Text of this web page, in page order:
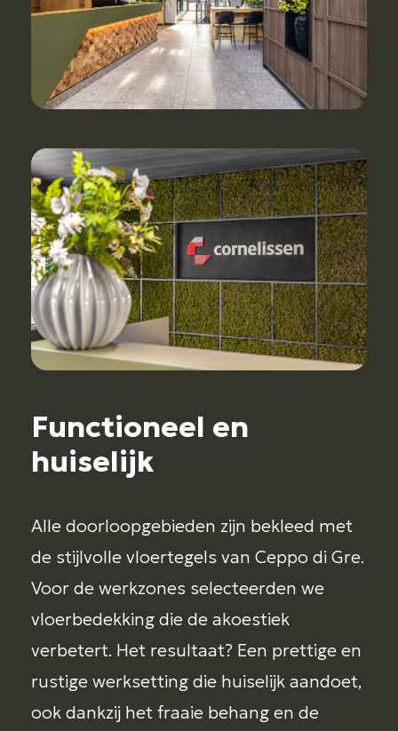
Functioneel en
huiselijk
Alle doorloopgebieden zijn bekleed met
de stijlvolle vloertegels van Ceppo di Gre.
Voor de werkzones selecteerden we
vloerbedekking die de akoestiek
verbetert. Het resultaat? Een prettige en
rustige werksetting die huiselijk aandoet,
ook dankzij het fraaie behang en de